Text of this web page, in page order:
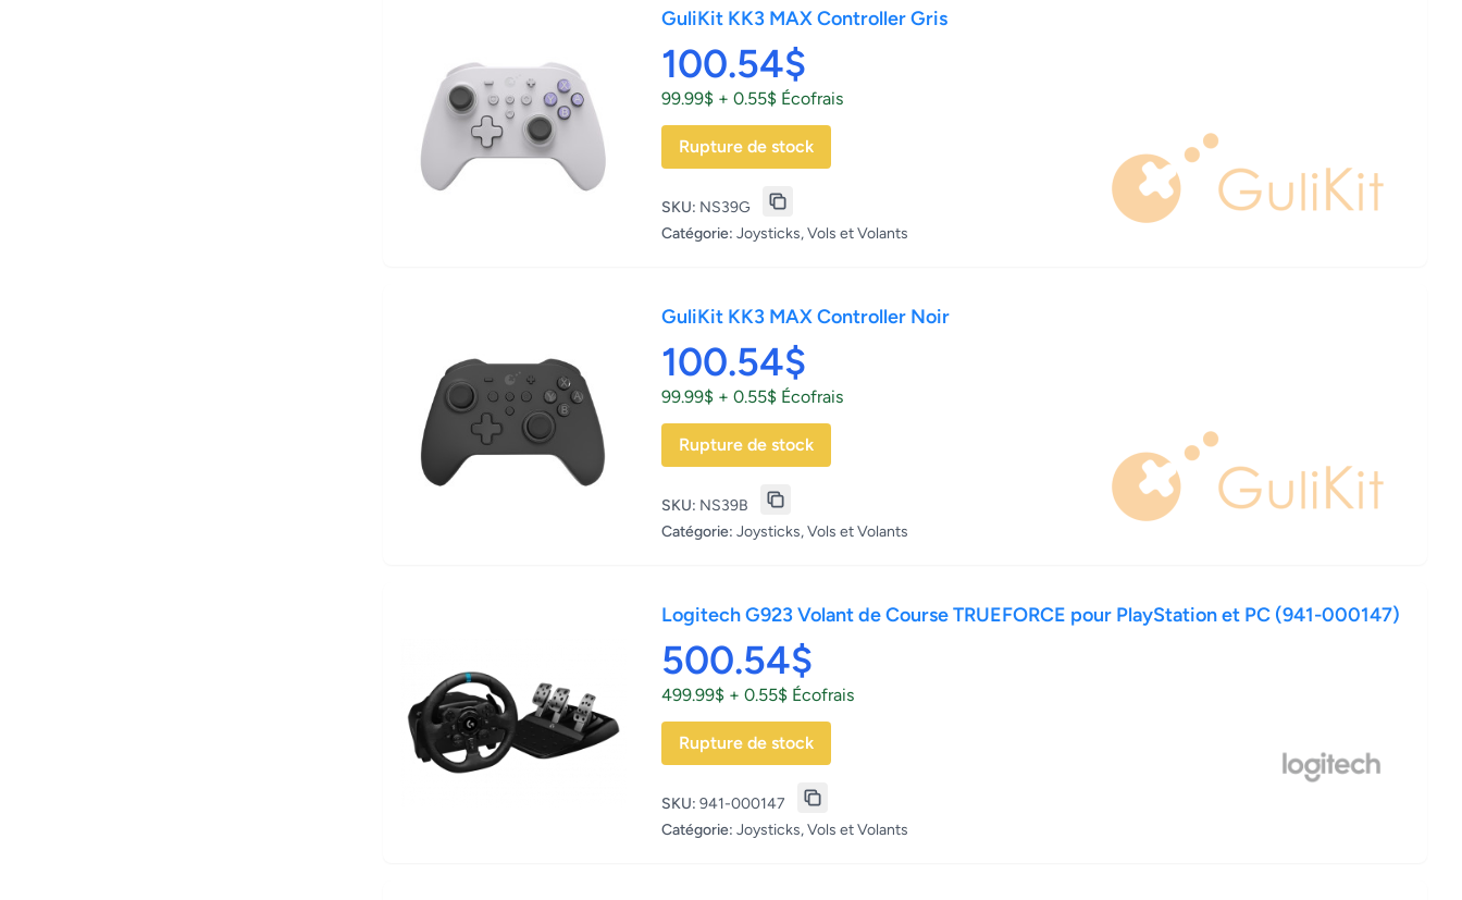
GuliKit KK3 MAX Controller Gris
100.54$
99.99$ + 0.55$ Écofrais
Rupture de stock
SKU: NS39G
Catégorie: Joysticks, Vols et Volants
GuliKit KK3 MAX Controller Noir
100.54$
99.99$ + 0.55$ Écofrais
Rupture de stock
SKU: NS39B
Catégorie: Joysticks, Vols et Volants
Logitech G923 Volant de Course TRUEFORCE pour PlayStation et PC (941-000147)
500.54$
499.99$ + 0.55$ Écofrais
Rupture de stock
SKU: 941-000147
Catégorie: Joysticks, Vols et Volants